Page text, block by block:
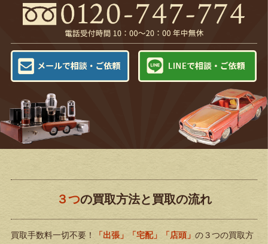
３つの買取方法と買取の流れ
買取手数料一切不要！ 「出張」「宅配」「店頭」 の３つの買取方